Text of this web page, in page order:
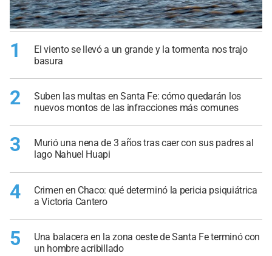
1
El viento se llevó a un grande y la tormenta nos trajo
basura
2
Suben las multas en Santa Fe: cómo quedarán los
nuevos montos de las infracciones más comunes
3
Murió una nena de 3 años tras caer con sus padres al
lago Nahuel Huapi
4
Crimen en Chaco: qué determinó la pericia psiquiátrica
a Victoria Cantero
5
Una balacera en la zona oeste de Santa Fe terminó con
un hombre acribillado